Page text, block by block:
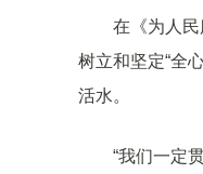
在《为人
树立和坚定“全
活水。
“我们一定